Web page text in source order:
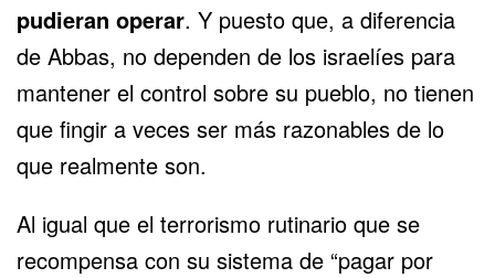
pudieran operar. Y puesto que, a diferencia
de Abbas, no dependen de los israelíes para
mantener el control sobre su pueblo, no tienen
que fingir a veces ser más razonables de lo
que realmente son.
Al igual que el terrorismo rutinario que se
recompensa con su sistema de “pagar por